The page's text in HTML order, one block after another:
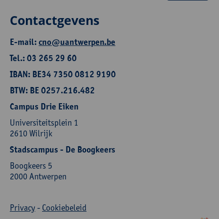
Contactgevens
E-mail:cno@uantwerpen.be
Tel.: 03 265 29 60
IBAN: BE34 7350 0812 9190
BTW: BE 0257.216.482
Campus Drie Eiken
Universiteitsplein 1
2610 Wilrijk
Stadscampus - De Boogkeers
Boogkeers 5
2000 Antwerpen
Privacy- Cookiebeleid